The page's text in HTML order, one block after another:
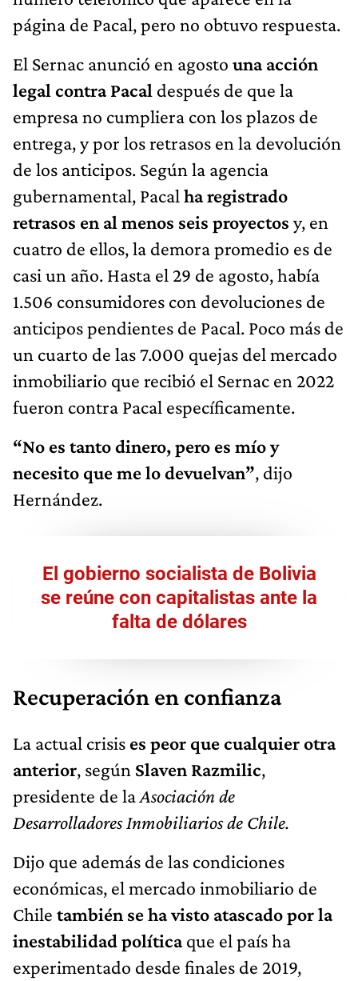
página de Pacal, pero no obtuvo respuesta.
El Sernac anunció en agosto una acción
legal contra Pacal después de que la
empresa no cumpliera con los plazos de
entrega, y por los retrasos en la devolución
de los anticipos. Según la agencia
gubernamental, Pacal ha registrado
retrasos en al menos seis proyectos y, en
cuatro de ellos, la demora promedio es de
casi un año. Hasta el 29 de agosto, había
1.506 consumidores con devoluciones de
anticipos pendientes de Pacal. Poco más de
un cuarto de las 7.000 quejas del mercado
inmobiliario que recibió el Sernac en 2022
fueron contra Pacal específicamente.
“No es tanto dinero, pero es mío y
necesito que me lo devuelvan”, dijo
Hernández.
El gobierno socialista de Bolivia
se reúne con capitalistas ante la
falta de dólares
Recuperación en confianza
La actual crisis es peor que cualquier otra
anterior, según Slaven Razmilic,
presidente de laAsociación de
Desarrolladores Inmobiliarios de Chile.
Dijo que además de las condiciones
económicas, el mercado inmobiliario de
Chile también se ha visto atascado por la
inestabilidad políticaque el país ha
experimentado desde finales de 2019,